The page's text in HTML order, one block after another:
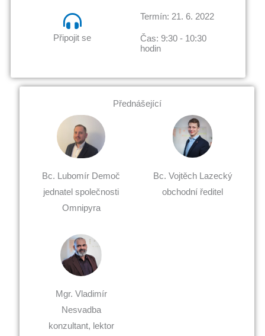
Připojit se
Termín: 21. 6. 2022
Čas: 9:30 - 10:30
hodin
Přednášející
Bc. Lubomír Demoč
jednatel společnosti
Omnipyra
Bc. Vojtěch Lazecký
obchodní ředitel
Mgr. Vladimír
Nesvadba
konzultant, lektor